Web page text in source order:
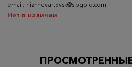
email: nizhnevartovsk@sibgold.com
Нет в наличии